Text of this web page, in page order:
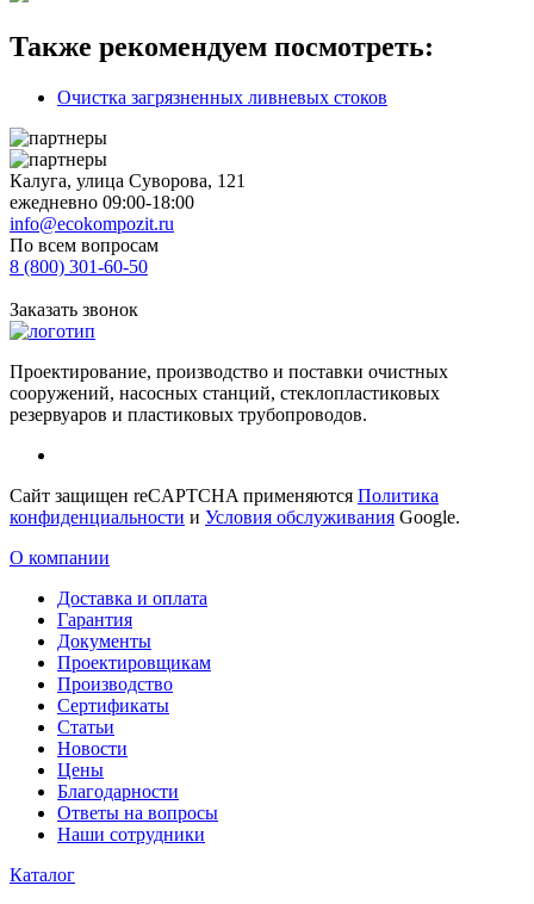
Также рекомендуем посмотреть:
Очистка загрязненных ливневых стоков
Калуга, улица Суворова, 121
ежедневно 09:00-18:00
info@ecokompozit.ru
По всем вопросам
8 (800) 301-60-50
Заказать звонок
Проектирование, производство и поставки очистных
сооружений, насосных станций, стеклопластиковых
резервуаров и пластиковых трубопроводов.
Сайт защищен reCAPTCHA применяются Политика
конфиденциальности и Условия обслуживания Google.
О компании
Доставка и оплата
Гарантия
Документы
Проектировщикам
Производство
Сертификаты
Статьи
Новости
Цены
Благодарности
Ответы на вопросы
Наши сотрудники
Каталог